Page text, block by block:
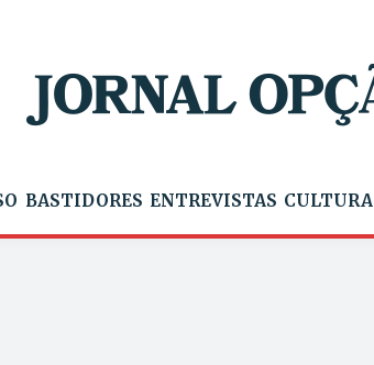
BASTIDORES ENTREVISTAS CULTURA